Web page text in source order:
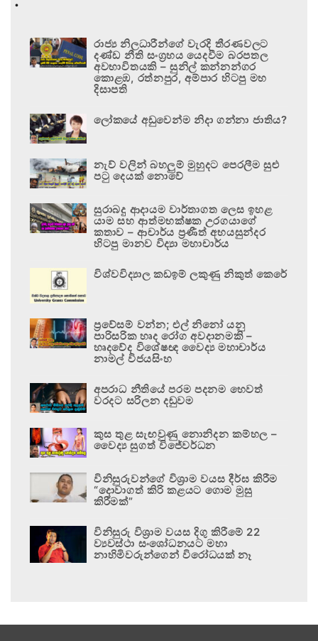
රාජ්‍ය නිලධාරීන්ගේ වැරදි තීරණවලට
දණ්ඩ නීති සංග්‍රහය යෙදවීම බරපතල
අවභාවිතයකි – සුනිල් කන්නන්ගර
කොළඹ, රත්නපුර, අම්පාර හිටපු මහ
දිසාපති
ලෝකයේ අඩුවෙන්ම නිදා ගන්නා ජාතිය?
නැව් වලින් බහලුම් මුහුදට පෙරලීම සුළු
පටු දෙයක් නොවේ
සුරාබදු ආදායම වාර්තාගත ලෙස ඉහළ
යාම සහ ආත්මභක්ෂක උරගයාගේ
කතාව – ආචාර්ය ප්‍රණීත් අභයසුන්දර
හිටපු මානව විද්‍යා මහාචාර්ය
විශ්වවිද්‍යාල කඩඉම් ලකුණු නිකුත් කෙරේ
ප්‍රවේසම් වන්න; එල් නිනෝ යනු
පාරිසරික හෘද රෝග අවදානමකි –
හෘදවේද විශේෂඥ වෛද්‍ය මහාචාර්ය
නාමල් විජයසිංහ
අපරාධ නීතියේ පරම පදනම හෙවත්
වරදට සරිලන දඬුවම
කුස තුළ සැඟවුණු නොනිදන කම්හල –
වෛද්‍ය සුගත් විජේවර්ධන
විනිසුරුවන්ගේ විශ්‍රාම වයස දීර්ඝ කිරීම
“දොවාගත් කිරි කළයට ගොම මුසු
කිරීමක්”
විනිසුරු විශ්‍රාම වයස දිගු කිරීමේ 22
ව්‍යවස්ථා සංශෝධනයට මහා
නාහිමිවරුන්ගෙන් විරෝධයක් නෑ